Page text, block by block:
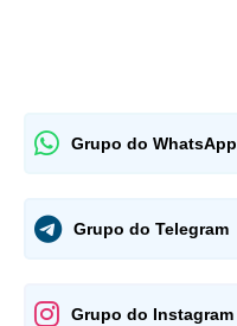
Grupo do WhatsApp
Grupo do Telegram
Grupo do Instagram